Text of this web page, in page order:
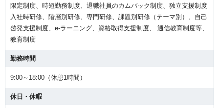
限定制度、時短勤務制度、退職社員のカムバック制度、独立支援制度
入社時研修、階層別研修、専門研修、課題別研修（テーマ別）、自己
啓発支援制度、e-ラーニング、資格取得支援制度、 通信教育制度等、
教育制度
勤務時間
9:00～18:00（休憩1時間）
休日・休暇